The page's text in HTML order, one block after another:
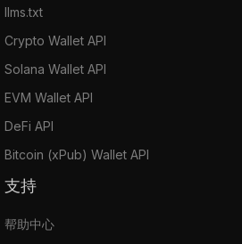
llms.txt
Crypto Wallet API
Solana Wallet API
EVM Wallet API
DeFi API
Bitcoin (xPub) Wallet API
支持
帮助中心